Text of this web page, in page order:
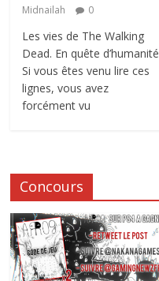
Midnailah
0
Les vies de The Walking
Dead. En quête d’humanité
Si vous êtes venu lire ces
lignes, vous avez
forcément vu
Concours